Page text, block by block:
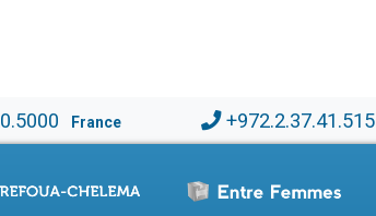
France +972.2.37.41.515